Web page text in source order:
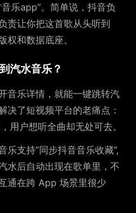
乐app”。简单说，抖音负
责让你把这首歌从头听到
权和数据底座。
汽水音乐？
音乐详情，就能一键跳转汽
决了短视频平台的老痛点：
用户想听全曲却无处可去。
乐支持”同步抖音音乐收藏”,
水后自动出现在歌单里，不
通在跨 App 场景里很少